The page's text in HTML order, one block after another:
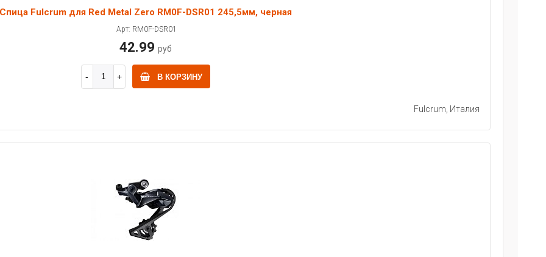
Спица Fulcrum для Red Metal Zero RM0F-DSR01 245,5мм, черная
Арт: RM0F-DSR01
42.99 руб
В КОРЗИНУ
Fulcrum, Италия